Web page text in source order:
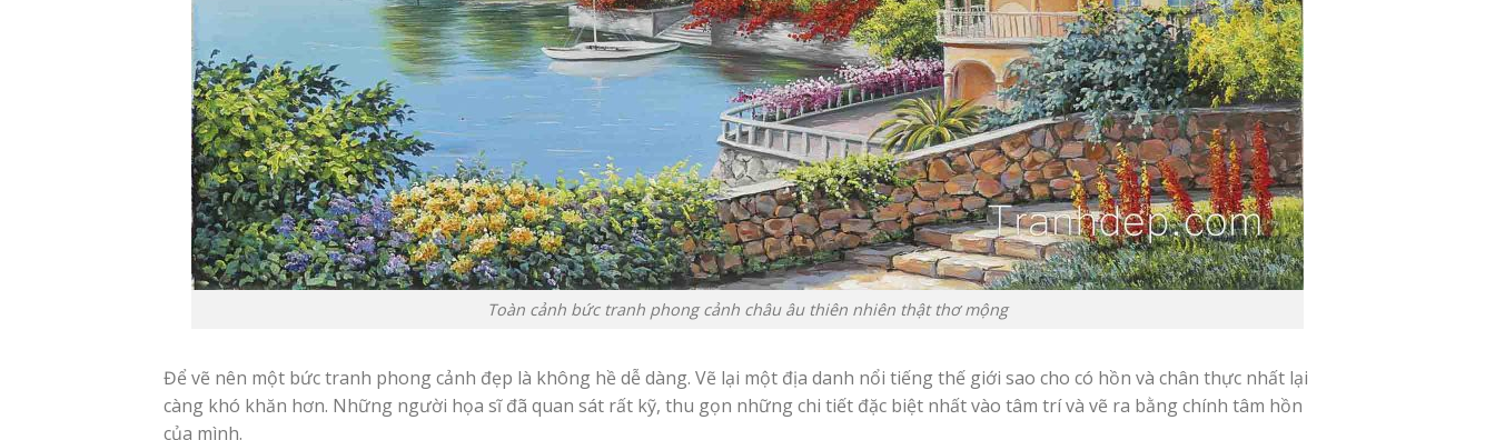
Toàn cảnh bức tranh phong cảnh châu âu thiên nhiên thật thơ mộng
Để vẽ nên một bức tranh phong cảnh đẹp là không hề dễ dàng. Vẽ lại một địa danh nổi tiếng thế giới sao cho có hồn và chân thực nhất lại
càng khó khăn hơn. Những người họa sĩ đã quan sát rất kỹ, thu gọn những chi tiết đặc biệt nhất vào tâm trí và vẽ ra bằng chính tâm hồn
của mình.